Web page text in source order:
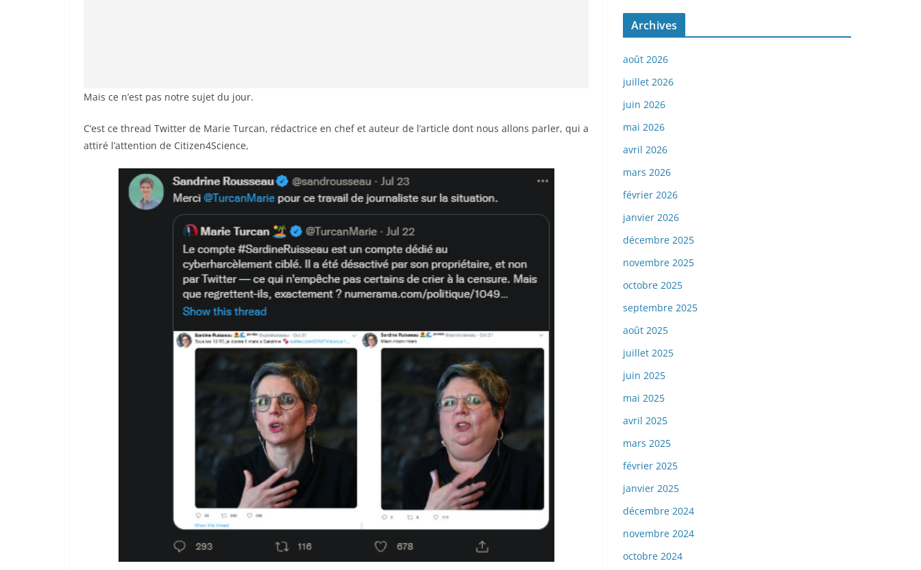
Mais ce n’est pas notre sujet du jour.
C’est ce thread Twitter de Marie Turcan, rédactrice en chef et auteur de l’article dont nous allons parler, qui a
attiré l’attention de Citizen4Science,
Archives
août 2026
juillet 2026
juin 2026
mai 2026
avril 2026
mars 2026
février 2026
janvier 2026
décembre 2025
novembre 2025
octobre 2025
septembre 2025
août 2025
juillet 2025
juin 2025
mai 2025
avril 2025
mars 2025
février 2025
janvier 2025
décembre 2024
novembre 2024
octobre 2024